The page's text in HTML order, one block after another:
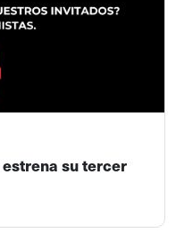
su tercer